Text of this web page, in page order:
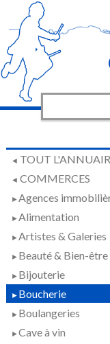
◄ TOUT
◄ COMMERCES
►Agences
►Alimentation
►Artistes & Galeries
► Beauté & Bien-être
► Bijouterie
► Boucherie
► Boulangeries
►Cave à vin